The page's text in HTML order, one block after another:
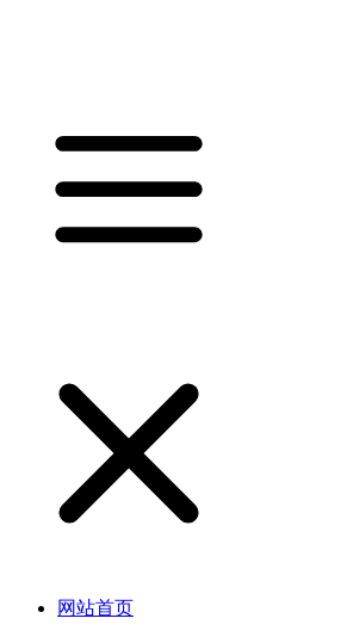
网站首页